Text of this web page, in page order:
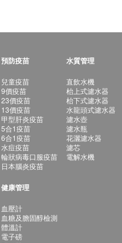
預防疫苗
兒童疫苗
9價疫苗
23價疫苗
13價疫苗
甲型肝炎疫苗
5合1疫苗
6合1疫苗
水痘疫苗
輪狀病毒口服疫苗
日本腦炎疫苗
健康管理
血壓計
血糖及膽固醇檢測
體溫計
電子磅
水質管理
直飲水機
枱上式濾水器
枱下式濾水器
水龍頭式濾水器
濾水壺
濾水瓶
花灑濾水器
濾芯
電解水機